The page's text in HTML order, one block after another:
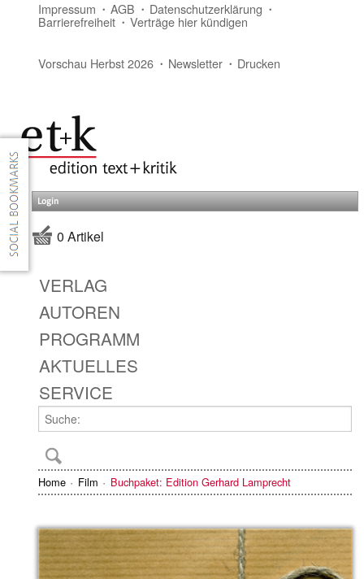
Impressum AGB Datenschutzerklärung
Barrierefreiheit Verträge hier kündigen
Vorschau Herbst 2026 Newsletter Drucken
Login
0 Artikel
VERLAG
AUTOREN
PROGRAMM
AKTUELLES
SERVICE
Home Film Buchpaket: Edition Gerhard Lamprecht